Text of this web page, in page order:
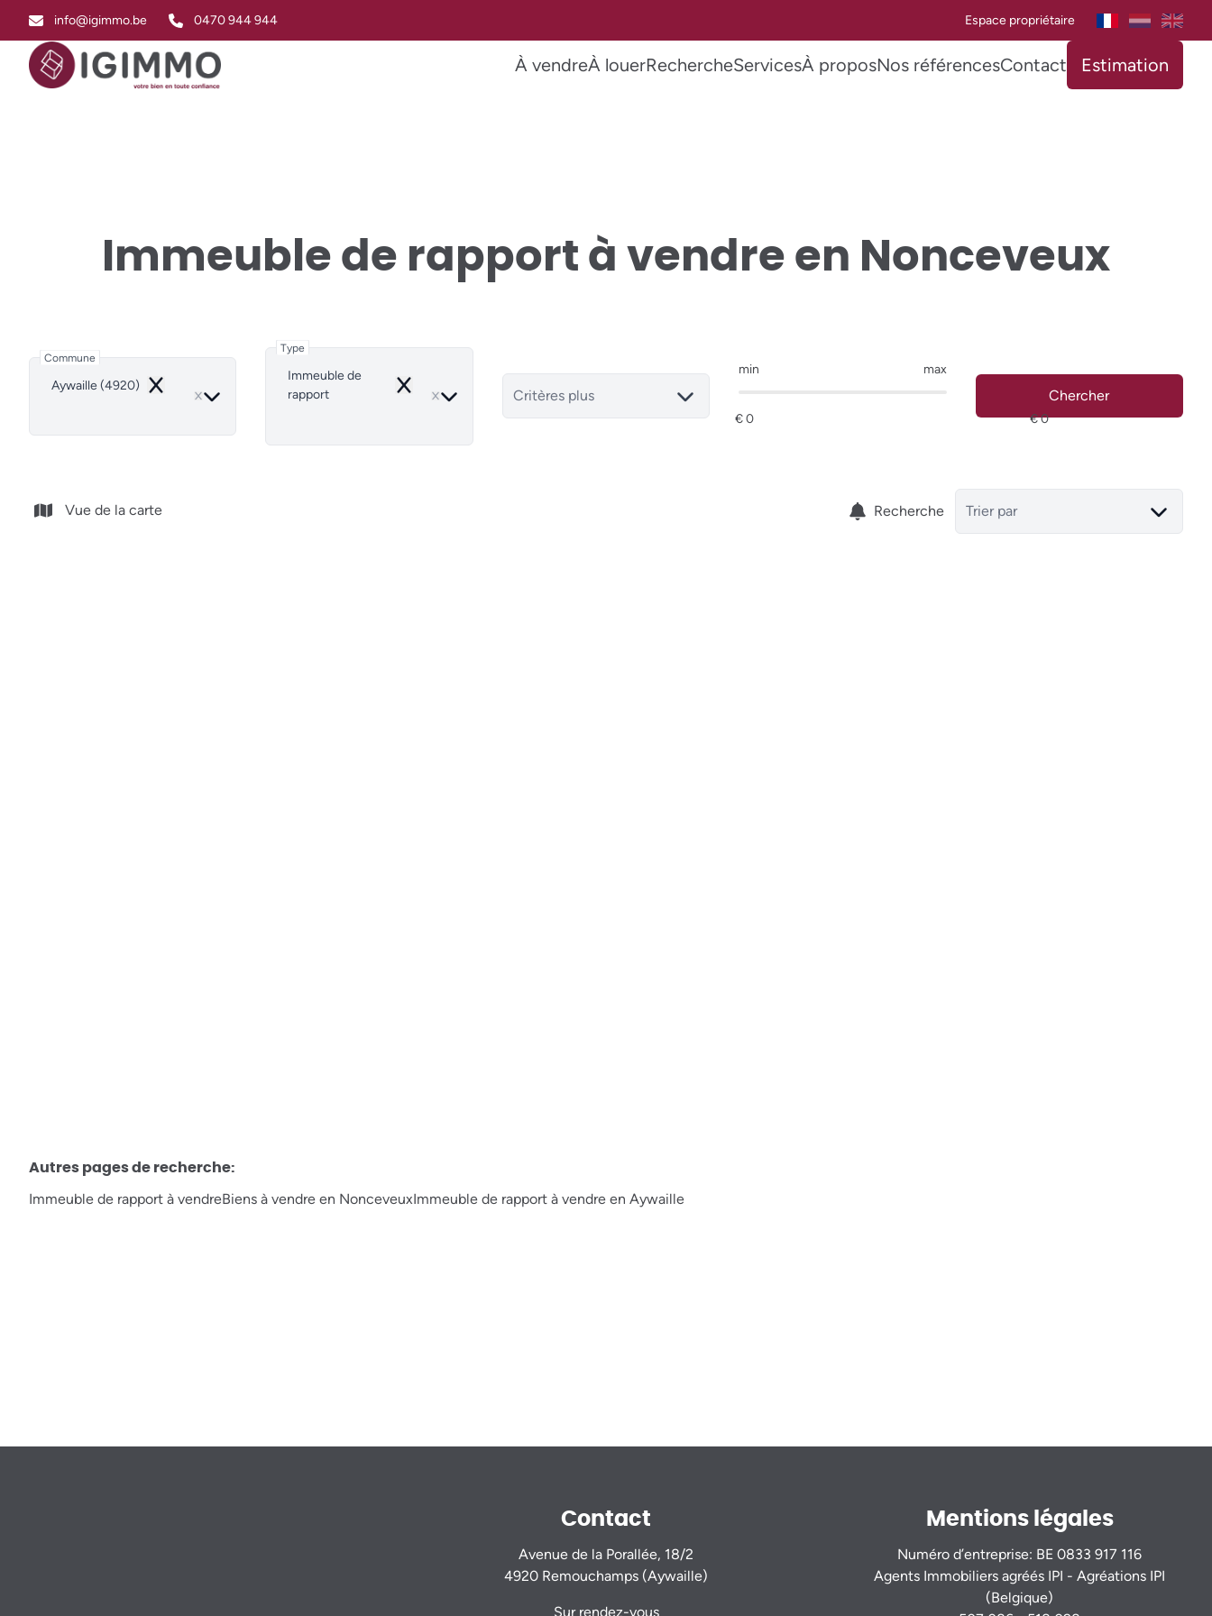
info@igimmo.be 0470 944 944 Espace propriétaire
À vendreÀ louerRechercheServicesÀ proposNos référencesContact Estimation
Immeuble de rapport à vendre en Nonceveux
Commune
Aywaille (4920)
Remove
Type
Immeuble de
rapport
Remove Critères plus
min max
Chercher
Vue de la carte Recherche Trier par
Autres pages de recherche:
Immeuble de rapport à vendreBiens à vendre en NonceveuxImmeuble de rapport à vendre en Aywaille
Contact
Avenue de la Porallée, 18/2
4920 Remouchamps (Aywaille)
Sur rendez-vous
Mentions légales
Numéro d’entreprise: BE 0833 917 116
Agents Immobiliers agréés IPI - Agréations IPI
(Belgique)